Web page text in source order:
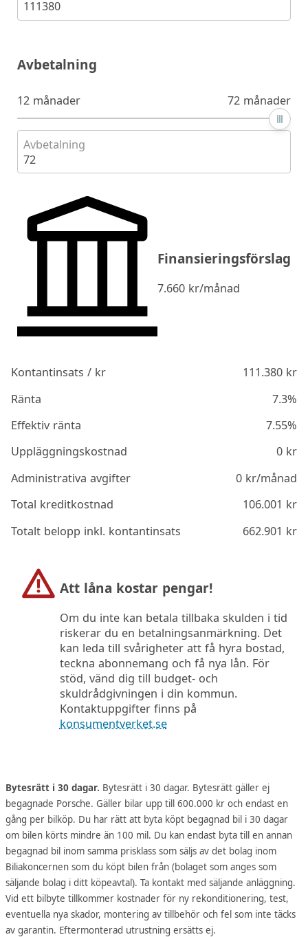
111380
Avbetalning
12 månader 72 månader
Avbetalning
72
Finansieringsförslag
7.660 kr/månad
Kontantinsats / kr 111.380kr
Ränta
7.3%
Effektiv ränta
7.55%
Uppläggningskostnad
0kr
Administrativa avgifter
0kr/månad
Total kreditkostnad
106.001 kr
Totalt belopp inkl. kontantinsats
662.901 kr
Att låna kostar pengar!
Om du inte kan betala tillbaka skulden i tid
riskerar du en betalningsanmärkning. Det
kan leda till svårigheter att få hyra bostad,
teckna abonnemang och få nya lån. För
stöd, vänd dig till budget- och
skuldrådgivningen i din kommun.
Kontaktuppgifter finns på
konsumentverket.se
Bytesrätt i 30 dagar. Bytesrätt i 30 dagar. Bytesrätt gäller ej
begagnade Porsche. Gäller bilar upp till 600.000 kr och endast en
gång per bilköp. Du har rätt att byta köpt begagnad bil i 30 dagar
om bilen körts mindre än 100 mil. Du kan endast byta till en annan
begagnad bil inom samma prisklass som säljs av det bolag inom
Biliakoncernen som du köpt bilen från (bolaget som anges som
säljande bolag i ditt köpeavtal). Ta kontakt med säljande anläggning.
Vid ett bilbyte tillkommer kostnader för ny rekonditionering, test,
eventuella nya skador, montering av tillbehör och fel som inte täcks
av garantin. Eftermonterad utrustning ersätts ej.